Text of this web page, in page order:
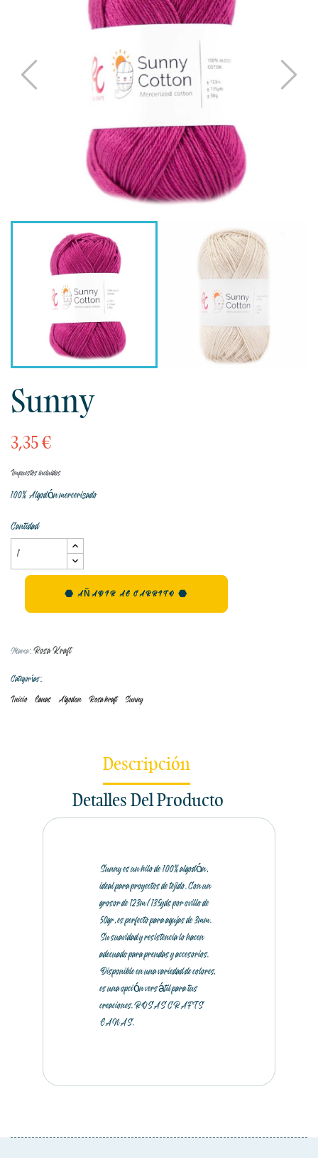
Sunny
3,35 €
Impuestos incluidos
100% Algodón mercerizado
Cantidad
AÑADIR AL CARRITO
Marca: Rosa Kraft
Categorías:
Inicio Lanas Algodon Rosa kraft Sunny
Descripción
Detalles Del Producto
Sunny es un hilo de 100% algodón,
ideal para proyectos de tejido. Con un
grosor de 123m/135yds por ovillo de
50gr, es perfecto para agujas de 3mm.
Su suavidad y resistencia lo hacen
adecuado para prendas y accesorios.
Disponible en una variedad de colores,
es una opción versátil para tus
creaciones. ROSAS CRAFTS
LANAS.